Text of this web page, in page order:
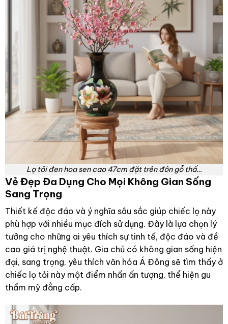
Lọ tỏi đen hoa sen cao 47cm đặt trên đôn gỗ thấ…
Vẻ Đẹp Đa Dụng Cho Mọi Không Gian Sống
Sang Trọng
Thiết kế độc đáo và ý nghĩa sâu sắc giúp chiếc lọ này
phù hợp với nhiều mục đích sử dụng. Đây là lựa chọn lý
tưởng cho những ai yêu thích sự tinh tế, độc đáo và đề
cao giá trị nghệ thuật. Gia chủ có không gian sống hiện
đại, sang trọng, yêu thích văn hóa Á Đông sẽ tìm thấy ở
chiếc lọ tỏi này một điểm nhấn ấn tượng, thể hiện gu
thẩm mỹ đẳng cấp.